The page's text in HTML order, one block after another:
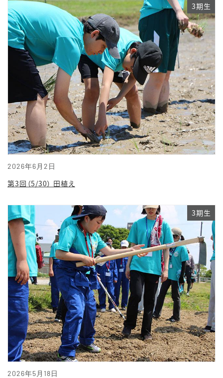
2026年6月2日
3期生
第3回（5/30） 田植え
2026年5月18日
3期生